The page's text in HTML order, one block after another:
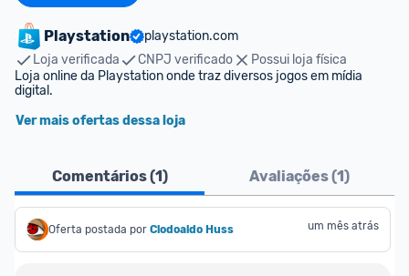
Playstation
playstation.com
Loja verificada
CNPJ verificado
Possui loja física
Loja online da Playstation onde traz diversos jogos em mídia
digital.
Ver mais ofertas dessa loja
Comentários (1) Avaliações (1)
Oferta postada por Clodoaldo Huss um mês atrás